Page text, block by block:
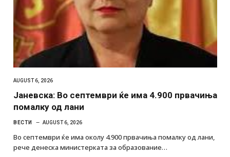
AUGUST 6, 2026
Јаневска: Во септември ќе има 4.900 првачиња
помалку од лани
ВЕСТИ AUGUST 6, 2026
Во септември ќе има околу 4.900 првачиња помалку од лани,
рече денеска министерката за образование…